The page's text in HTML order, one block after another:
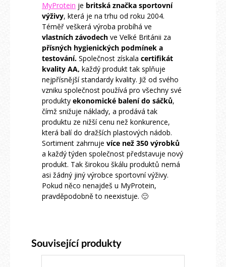
MyProtein je britská značka sportovní
výživy, která je na trhu od roku 2004.
Téměř veškerá výroba probíhá ve
vlastních závodech ve Velké Británii za
přísných hygienických podmínek a
testování. Společnost získala certifikát
kvality AA, každý produkt tak splňuje
nejpřísnější standardy kvality. Již od svého
vzniku společnost používá pro všechny své
produkty ekonomické balení do sáčků,
čímž snižuje náklady, a prodává tak
produktu ze nižší cenu než konkurence,
která balí do dražších plastových nádob.
Sortiment zahrnuje více než 350 výrobků
a každý týden společnost představuje nový
produkt. Tak širokou škálu produktů nemá
asi žádný jiný výrobce sportovní výživy.
Pokud něco nenajdeš u MyProtein,
pravděpodobně to neexistuje. 🙂
Související produkty